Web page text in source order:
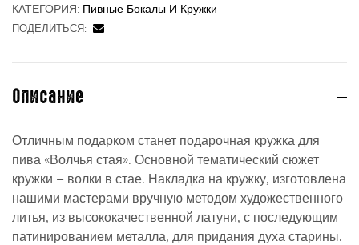
КАТЕГОРИЯ: Пивные Бокалы И Кружки
ПОДЕЛИТЬСЯ:
Описание
Отличным подарком станет подарочная кружка для
пива «Волчья стая». Основной тематический сюжет
кружки – волки в стае. Накладка на кружку, изготовлена
нашими мастерами вручную методом художественного
литья, из высококачественной латуни, с последующим
патинированием металла, для придания духа старины.